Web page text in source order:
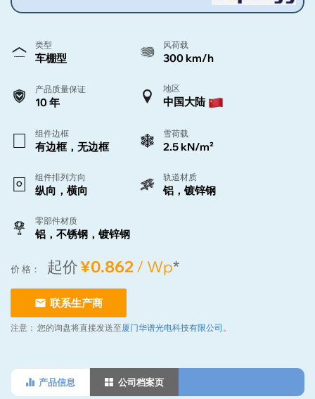
类型
车棚型
风荷载
300 km/h
产品质量保证
10 年
地区
中国大陆
组件边框
有边框，无边框
雪荷载
2.5 kN/m²
组件排列方向
纵向，横向
轨道材质
铝，镀锌钢
零部件材质
铝，不锈钢，镀锌钢
价 格： 起价¥0.862 / Wp*
联系生产商
注意： 您的询盘将直接发送至厦门华谱光电科技有限公司 。
产品信息 公司档案页